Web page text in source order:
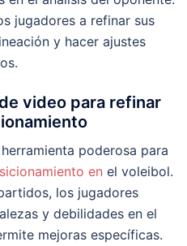
jugadores a refinar sus
y hacer ajustes
video para refinar
poderosa para
en el voleibol.
los jugadores
y debilidades en el
mejoras específicas.